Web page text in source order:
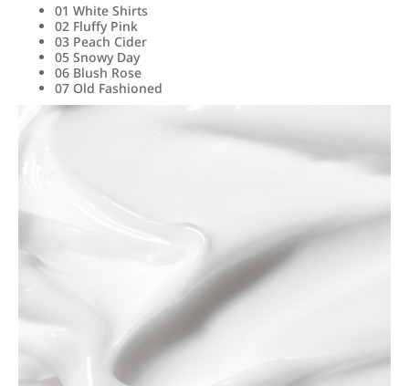
01 White Shirts
02 Fluffy Pink
03 Peach Cider
05 Snowy Day
06 Blush Rose
07 Old Fashioned